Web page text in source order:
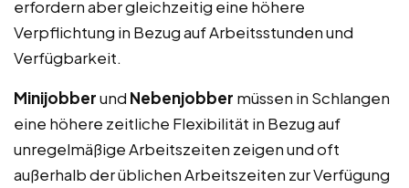
erfordern aber gleichzeitig eine höhere
Verpflichtung in Bezug auf Arbeitsstunden und
Verfügbarkeit.
Minijobberund Nebenjobber müssen in Schlangen
eine höhere zeitliche Flexibilität in Bezug auf
unregelmäßige Arbeitszeiten zeigen und oft
außerhalb der üblichen Arbeitszeiten zur Verfügung